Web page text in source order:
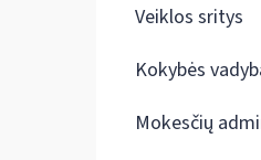
Veiklos sritys
Kokybės
Mokesčių